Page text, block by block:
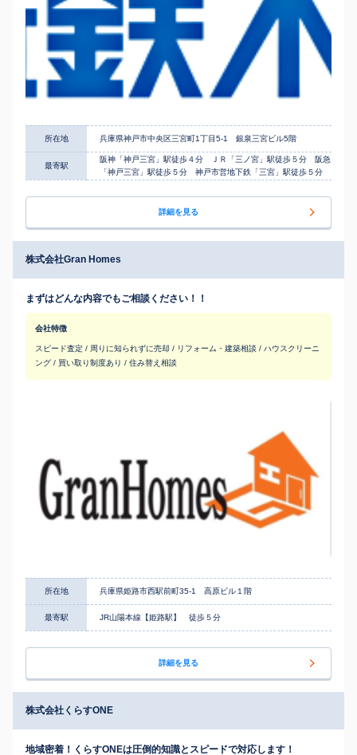
所在地 兵庫県神戸市中央区三宮町1丁目5-1 銀泉三宮ビル5階
最寄駅
阪神「神戸三宮」駅徒歩４分 ＪＲ「三ノ宮」駅徒歩５分 阪急
「神戸三宮」駅徒歩５分 神戸市営地下鉄「三宮」駅徒歩５分
詳細を見る
株式会社Gran Homes
まずはどんな内容でもご相談ください！！
会社特徴
スピード査定 / 周りに知られずに売却 / リフォーム・建築相談 / ハウスクリーニ
ング / 買い取り制度あり / 住み替え相談
所在地 兵庫県姫路市西駅前町35-1 高原ビル１階
最寄駅 JR山陽本線【姫路駅】 徒歩５分
詳細を見る
株式会社くらすONE
地域密着！くらすONEは圧倒的知識とスピードで対応します！